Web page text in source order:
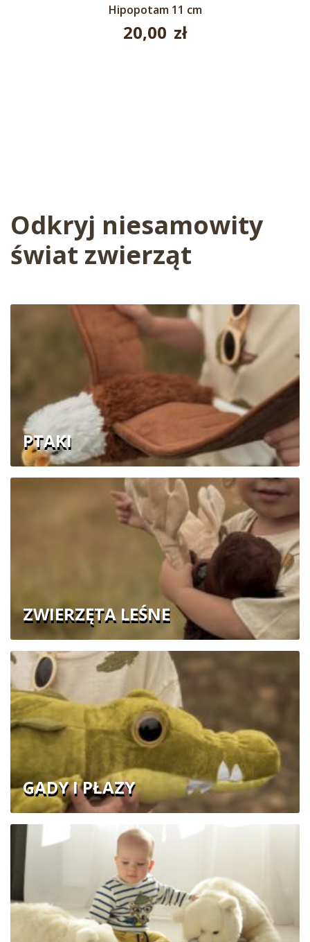
Hipopotam 11 cm
20,00 zł
Odkryj niesamowity
świat zwierząt
PTAKI
ZWIERZĘTA LEŚNE
GADY I PŁAZY